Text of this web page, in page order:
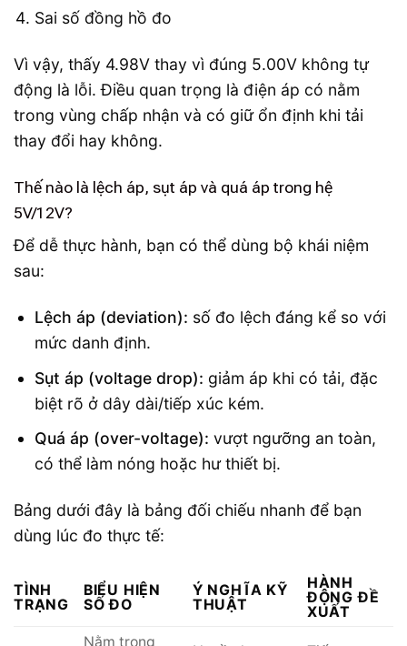
Sai số đồng hồ đo
Vì vậy, thấy 4.98V thay vì đúng 5.00V không tự
động là lỗi. Điều quan trọng là điện áp có nằm
trong vùng chấp nhận và có giữ ổn định khi tải
thay đổi hay không.
Thế nào là lệch áp, sụt áp và quá áp trong hệ
5V/12V?
Để dễ thực hành, bạn có thể dùng bộ khái niệm
sau:
Lệch áp (deviation): số đo lệch đáng kể so với
mức danh định.
Sụt áp (voltage drop): giảm áp khi có tải, đặc
biệt rõ ở dây dài/tiếp xúc kém.
Quá áp (over-voltage): vượt ngưỡng an toàn,
có thể làm nóng hoặc hư thiết bị.
Bảng dưới đây là bảng đối chiếu nhanh để bạn
dùng lúc đo thực tế:
TÌNH
TRẠNG
BIỂU HIỆN
SỐ ĐO
Ý NGHĨA KỸ
THUẬT
HÀNH
ĐỘNG ĐỀ
XUẤT
Nằm trong